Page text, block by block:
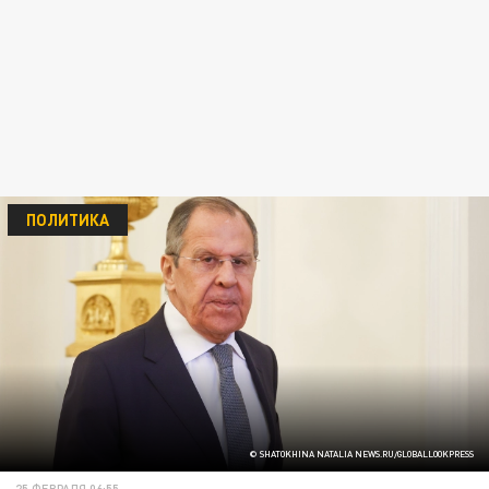
© SHATOKHINA NATALIA NEWS.RU/GLOBALLOOKPRESS
ПОЛИТИКА